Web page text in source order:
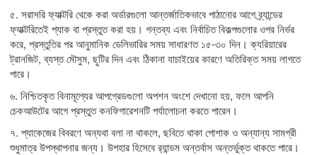
৫. সরাসরি ফ্যাক্টরি থেকে করা অর্ডারগুলো আন্তর্জাতিকভাবে পাঠানোর আগে ব্র্যান্ডের
ফ্যাক্টরিতেই প্যাক বা প্রস্তুত করা হয়। গন্তব্য এবং নির্বাচিত বিকল্পগুলোর ওপর নির্ভর
করে, প্রস্তুতির পর আনুমানিক ডেলিভারির সময় সাধারণত ১৫-৩০ দিন। ক্যরিয়ারের
ট্রানজিট, ব্যস্ত মৌসুম, ছুটির দিন এবং ঠিকানা যাচাইয়ের কারণে অতিরিক্ত সময় লাগতে
পারে।
৬. নিশ্চিতকৃত বিনামূল্যের আপগ্রেডগুলো অপশন অংশে দেখানো হয়, ফলে আপনি
চেকআউটের আগে প্রস্তুত কনফিগারেশনটি পর্যালোচনা করতে পারেন।
৭. প্যাকেজের বিবরণে অন্যথা বলা না থাকলে, ছবিতে থাকা পোশাক ও অন্যান্য সামগ্রী
শুধুমাত্র উপস্থাপনার জন্য। উপহার হিসেবে র‍্যান্ডম অন্তর্বাস অন্তর্ভুক্ত থাকতে পারে।